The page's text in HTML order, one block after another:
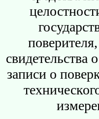
свидетельства
записи о